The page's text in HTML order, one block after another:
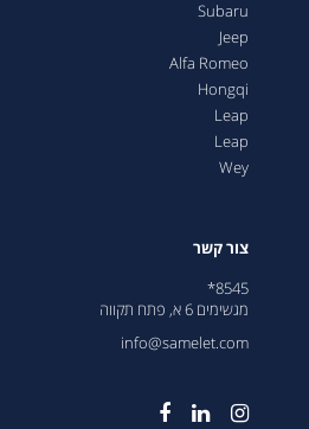
Subaru
Jeep
Alfa Romeo
Hongqi
Leap
Leap
Wey
צור קשר
8545*
מגשימים 6 א, פתח תקווה
info@samelet.com